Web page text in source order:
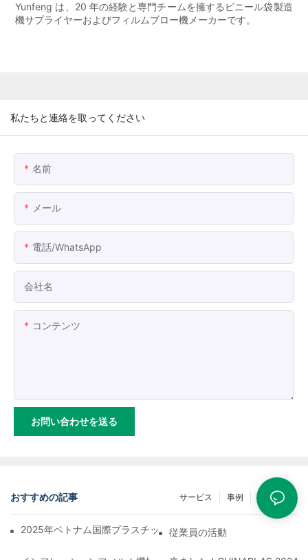
Yunfeng は、20 年の経験と専門チームを擁するビニール袋製造
機サプライヤーおよびフィルムブロー機メーカーです。
私たちと連絡を取ってください
名前
メール
電話/WhatsApp
会社名
コンテンツ
お問い合わせを送る
おすすめの記事 ニュース
事例
サービス
2025年ベトナム国際プラスチック・ゴム産業展示会に参加します
従業員の活動